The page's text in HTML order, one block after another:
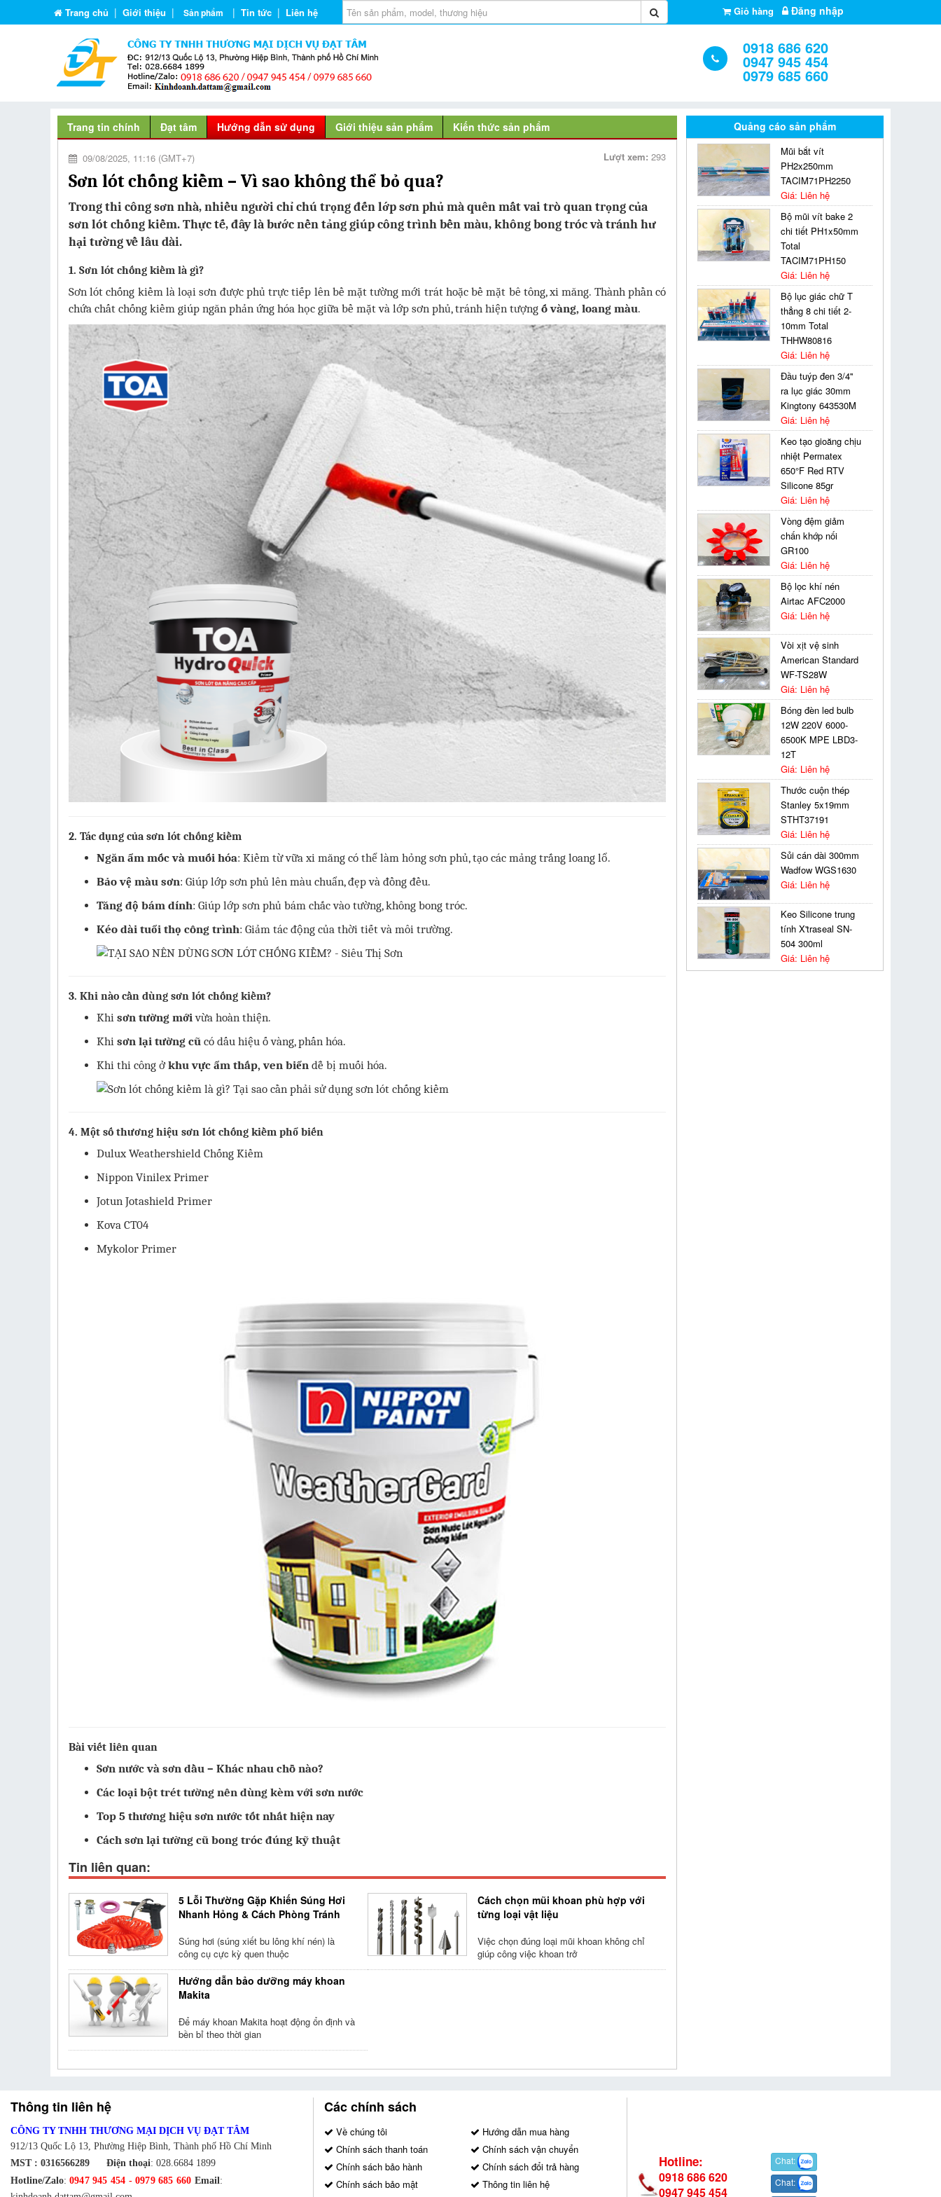
Trang chủ | Giới thiệu | Sản phẩm | Tin tức | Liên hệ Giỏ hàng Đăng nhập
0918 686 620
0947 945 454
0979 685 660
Trang tin chính Đạt tâm Hướng dẫn sử dụng Giới thiệu sản phẩm Kiến thức sản phẩm
09/08/2025, 11:16 (GMT+7) Lượt xem: 293
Sơn lót chống kiềm – Vì sao không thể bỏ qua?
Trong thi công sơn nhà, nhiều người chỉ chú trọng đến lớp sơn phủ mà quên mất vai trò quan trọng của
sơn lót chống kiềm. Thực tế, đây là bước nền tảng giúp công trình bền màu, không bong tróc và tránh hư
hại tường về lâu dài.
1. Sơn lót chống kiềm là gì?
Sơn lót chống kiềm là loại sơn được phủ trực tiếp lên bề mặt tường mới trát hoặc bề mặt bê tông, xi măng. Thành phần có
chứa chất chống kiềm giúp ngăn phản ứng hóa học giữa bề mặt và lớp sơn phủ, tránh hiện tượng ố vàng, loang màu.
2. Tác dụng của sơn lót chống kiềm
Ngăn ẩm mốc và muối hóa: Kiềm từ vữa xi măng có thể làm hỏng sơn phủ, tạo các mảng trắng loang lổ.
Bảo vệ màu sơn: Giúp lớp sơn phủ lên màu chuẩn, đẹp và đồng đều.
Tăng độ bám dính: Giúp lớp sơn phủ bám chắc vào tường, không bong tróc.
Kéo dài tuổi thọ công trình: Giảm tác động của thời tiết và môi trường.
3. Khi nào cần dùng sơn lót chống kiềm?
Khi sơn tường mớivừa hoàn thiện.
Khi sơn lại tường cũ có dấu hiệu ố vàng, phấn hóa.
Khi thi công ởkhu vực ẩm thấp, ven biển dễ bị muối hóa.
4. Một số thương hiệu sơn lót chống kiềm phổ biến
Dulux Weathershield Chống Kiềm
Nippon Vinilex Primer
Jotun Jotashield Primer
Kova CT04
Mykolor Primer
Bài viết liên quan
Sơn nước và sơn dầu – Khác nhau chỗ nào?
Các loại bột trét tường nên dùng kèm với sơn nước
Top 5 thương hiệu sơn nước tốt nhất hiện nay
Cách sơn lại tường cũ bong tróc đúng kỹ thuật
Tin liên quan:
5 Lỗi Thường Gặp Khiến Súng Hơi
Nhanh Hỏng & Cách Phòng Tránh
Súng hơi (súng xiết bu lông khí nén) là
công cụ cực kỳ quen thuộc
Cách chọn mũi khoan phù hợp với
từng loại vật liệu
Việc chọn đúng loại mũi khoan không chỉ
giúp công việc khoan trở
Hướng dẫn bảo dưỡng máy khoan
Makita
Để máy khoan Makita hoạt động ổn định và
bền bỉ theo thời gian
Quảng cáo sản phẩm
Mũi bắt vít
PH2x250mm
TACIM71PH2250
Giá: Liên hệ
Bộ mũi vít bake 2
chi tiết PH1x50mm
Total
TACIM71PH150
Giá: Liên hệ
Bộ lục giác chữ T
thẳng 8 chi tiết 2-
10mm Total
THHW80816
Giá: Liên hệ
Đầu tuýp đen 3/4''
ra lục giác 30mm
Kingtony 643530M
Giá: Liên hệ
Keo tạo gioăng chịu
nhiệt Permatex
650°F Red RTV
Silicone 85gr
Giá: Liên hệ
Vòng đệm giảm
chấn khớp nối
GR100
Giá: Liên hệ
Bộ lọc khí nén
Airtac AFC2000
Giá: Liên hệ
Vòi xịt vệ sinh
American Standard
WF-TS28W
Giá: Liên hệ
Bóng đèn led bulb
12W 220V 6000-
6500K MPE LBD3-
12T
Giá: Liên hệ
Thước cuộn thép
Stanley 5x19mm
STHT37191
Giá: Liên hệ
Sủi cán dài 300mm
Wadfow WGS1630
Giá: Liên hệ
Keo Silicone trung
tính X'traseal SN-
504 300ml
Giá: Liên hệ
Thông tin liên hệ
CÔNG TY TNHH THƯƠNG MẠI DỊCH VỤ ĐẠT TÂM
912/13 Quốc Lộ 13, Phường Hiệp Bình, Thành phố Hồ Chí Minh
MST : 0316566289 Điện thoại: 028.6684 1899
Hotline/Zalo: 0947 945 454 -0979 685 660 Email:
Các chính sách
Về chúng tôi
Hướng dẫn mua hàng
Chính sách thanh toán
Chính sách vận chuyển
Chính sách bảo hành
Chính sách đổi trả hàng
Chính sách bảo mật
Thông tin liên hệ
Hotline:
0918 686 620
0947 945 454
Chat:
Chat: